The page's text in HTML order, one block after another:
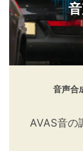
音声合
AVAS音の